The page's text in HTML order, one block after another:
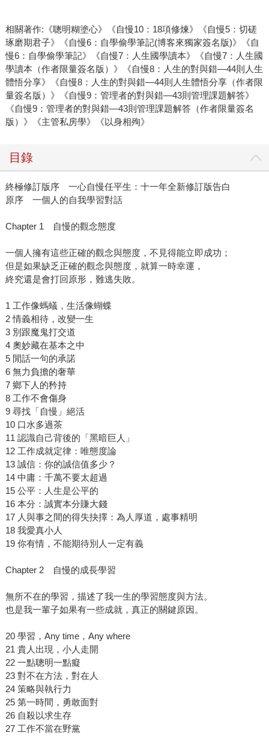
相關著作:《聰明糊塗心》《自慢10：18項修煉》《自慢5：切磋
琢磨期君子》《自慢6：自學偷學筆記(博客來獨家簽名版)》《自
慢6：自學偷學筆記》《自慢7：人生國學讀本》《自慢7：人生國
學讀本（作者限量簽名版）》《自慢8：人生的對與錯—44則人生
體悟分享》《自慢8：人生的對與錯—44則人生體悟分享（作者限
量簽名版）》《自慢9：管理者的對與錯—43則管理課題解答》
《自慢9：管理者的對與錯—43則管理課題解答（作者限量簽名
版）》《主管私房學》《以身相殉》
目錄
終極修訂版序 一心自慢任平生：十一年全新修訂版告白
原序 一個人的自我學習對話
Chapter 1 自慢的觀念態度
一個人擁有這些正確的觀念與態度，不見得能立即成功；
但是如果缺乏正確的觀念與態度，就算一時幸運，
終究還是會打回原形，難逃失敗。
1 工作像螞蟻，生活像蝴蝶
2 情義相待，改變一生
3 別跟魔鬼打交道
4 奧妙藏在基本之中
5 閒話一句的承諾
6 無力負擔的奢華
7 鄉下人的矜持
8 工作不會傷身
9 尋找「自慢」絕活
10 口水多過茶
11 認識自己背後的「黑暗巨人」
12 工作成就定律：唯態度論
13 誠信：你的誠信值多少？
14 中庸：千萬不要太超過
15 公平：人生是公平的
16 本分：誠實本分賺大錢
17 人與事之間的得失抉擇：為人厚道，處事精明
18 我愛真小人
19 你有情，不能期待別人一定有義
Chapter 2 自慢的成長學習
無所不在的學習，描述了我一生的學習態度與方法。
也是我一輩子如果有一些成就，真正的關鍵原因。
20 學習，Any time，Any where
21 貴人出現，小人走開
22 一點聰明一點癡
23 對不在方法，對在人
24 策略與執行力
25 第一時間，勇敢面對
26 自殺以求生存
27 工作不當在野黨